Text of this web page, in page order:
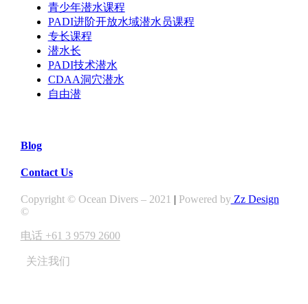
青少年潜水课程
PADI进阶开放水域潜水员课程
专长课程
潜水长
PADI技术潜水
CDAA洞穴潜水
自由潜
Blog
Contact Us
Copyright © Ocean Divers – 2021 | Powered byZz Design
©
电话 +61 3 9579 2600
关注我们